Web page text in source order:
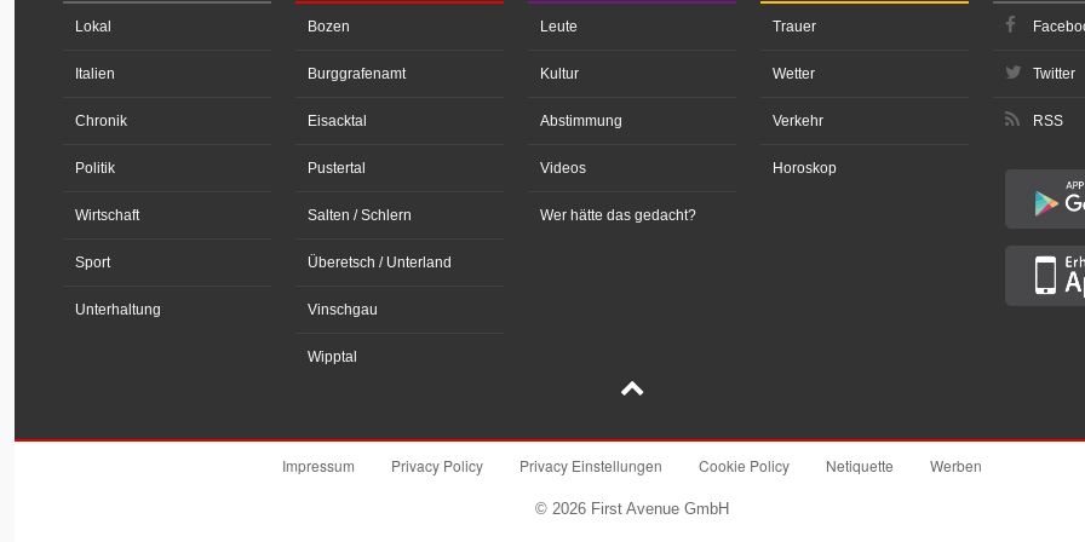
Lokal
Italien
Chronik
Politik
Wirtschaft
Sport
Unterhaltung
Bozen
Burggrafenamt
Eisacktal
Pustertal
Salten / Schlern
Überetsch / Unterland
Vinschgau
Wipptal
Leute
Kultur
Abstimmung
Videos
Wer hätte das gedacht?
Trauer
Wetter
Verkehr
Horoskop
Twitter
RSS
Impressum Privacy Policy Privacy Einstellungen Cookie Policy Netiquette Werben
© 2026 First Avenue GmbH